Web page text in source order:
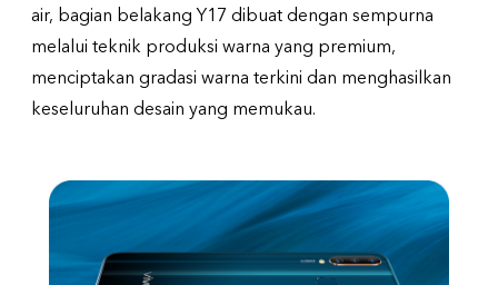
air, bagian belakang Y17 dibuat dengan sempurna
melalui teknik produksi warna yang premium,
menciptakan gradasi warna terkini dan menghasilkan
keseluruhan desain yang memukau.